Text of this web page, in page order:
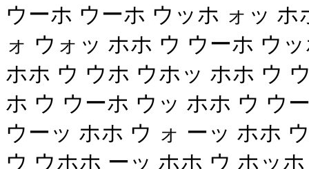
ウーホ ウーホ ウッホ ォッ
ォ ウォッ ホホ ウ ウーホ ウ
ホホ ウ ウホ ウホッ ホホ ウ
ホ ウ ウーホ ウッ ホホ ウ ウ
ウーッ ホホ ウ ォ ーッ ホホ
ウ ウホホ ーッ ホホ ウ ホッ